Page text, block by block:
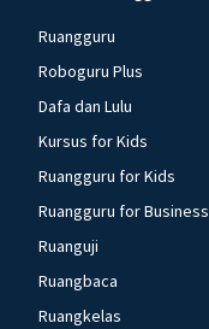
Ruangguru
Roboguru Plus
Dafa dan Lulu
Kursus for Kids
Ruangguru for Kids
Ruangguru for Business
Ruanguji
Ruangbaca
Ruangkelas